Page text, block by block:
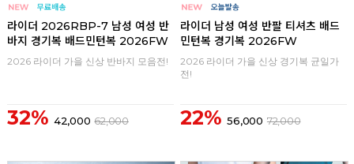
라이더 2026RBP-7 남성 여성 반
바지 경기복 배드민턴복 2026FW
2026 라이더 가을 신상 반바지 모음전!
32% 42,000 62,000
라이더 남성 여성 반팔 티셔츠 배드
민턴복 경기복 2026FW
2026 라이더 가을 신상 경기복 균일가
전!
22% 56,000 72,000